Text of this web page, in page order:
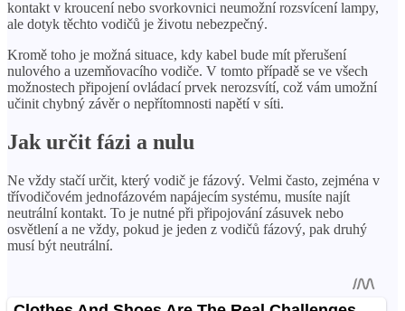
kontakt v kroucení nebo svorkovnici neumožní rozsvícení lampy,
ale dotyk těchto vodičů je životu nebezpečný.
Kromě toho je možná situace, kdy kabel bude mít přerušení
nulového a uzemňovacího vodiče. V tomto případě se ve všech
možnostech připojení ovládací prvek nerozsvítí, což vám umožní
učinit chybný závěr o nepřítomnosti napětí v síti.
Jak určit fázi a nulu
Ne vždy stačí určit, který vodič je fázový. Velmi často, zejména v
třívodičovém jednofázovém napájecím systému, musíte najít
neutrální kontakt. To je nutné při připojování zásuvek nebo
osvětlení a ne vždy, pokud je jeden z vodičů fázový, pak druhý
musí být neutrální.